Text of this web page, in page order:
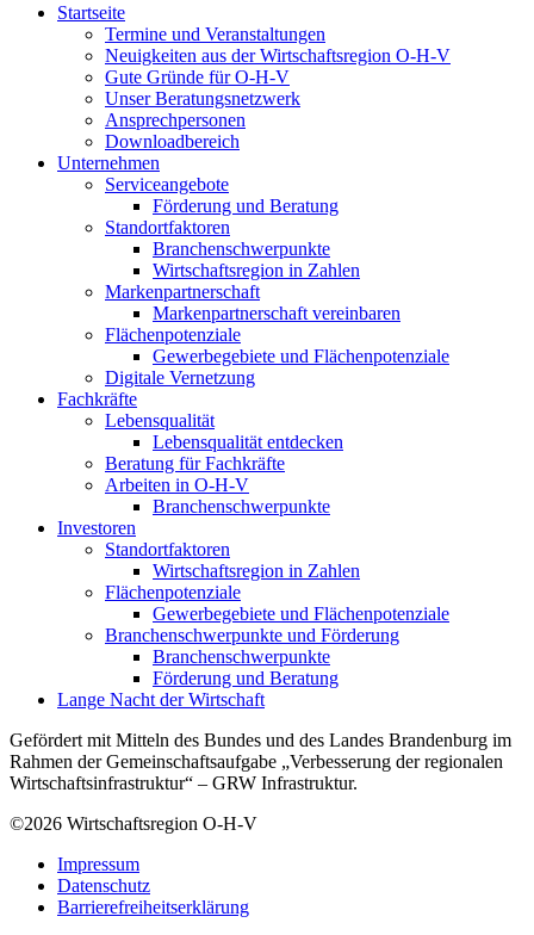
Startseite
Termine und Veranstaltungen
Neuigkeiten aus der Wirtschaftsregion O-H-V
Gute Gründe für O-H-V
Unser Beratungsnetzwerk
Ansprechpersonen
Downloadbereich
Unternehmen
Serviceangebote
Förderung und Beratung
Standortfaktoren
Branchenschwerpunkte
Wirtschaftsregion in Zahlen
Markenpartnerschaft
Markenpartnerschaft vereinbaren
Flächenpotenziale
Gewerbegebiete und Flächenpotenziale
Digitale Vernetzung
Fachkräfte
Lebensqualität
Lebensqualität entdecken
Beratung für Fachkräfte
Arbeiten in O-H-V
Branchenschwerpunkte
Investoren
Standortfaktoren
Wirtschaftsregion in Zahlen
Flächenpotenziale
Gewerbegebiete und Flächenpotenziale
Branchenschwerpunkte und Förderung
Branchenschwerpunkte
Förderung und Beratung
Lange Nacht der Wirtschaft
Gefördert mit Mitteln des Bundes und des Landes Brandenburg im
Rahmen der Gemeinschaftsaufgabe „Verbesserung der regionalen
Wirtschaftsinfrastruktur“ – GRW Infrastruktur.
©2026 Wirtschaftsregion O-H-V
Impressum
Datenschutz
Barrierefreiheitserklärung